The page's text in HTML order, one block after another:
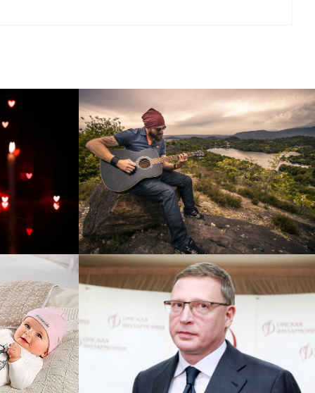
Перевод интернет-магазина
Guitaramania.ru на 1С-
Битрикс
Смотреть проект
Сайт кандидата в
губернаторы Буркова
Александра Леонидовича